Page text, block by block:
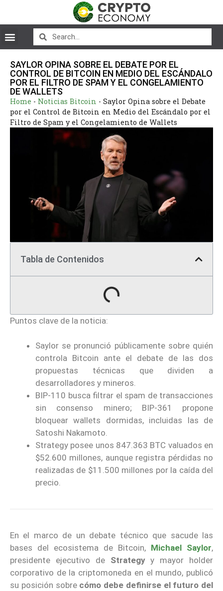
SAYLOR OPINA SOBRE EL DEBATE POR EL
CONTROL DE BITCOIN EN MEDIO DEL ESCÁNDALO
POR EL FILTRO DE SPAM Y EL CONGELAMIENTO
DE WALLETS
Home - Noticias Bitcoin - Saylor Opina sobre el Debate
por el Control de Bitcoin en Medio del Escándalo por el
Filtro de Spam y el Congelamiento de Wallets
Tabla de Contenidos
Puntos clave de la noticia:
Saylor se pronunció públicamente sobre quién
controla Bitcoin ante el debate de las dos
propuestas técnicas que dividen a
desarrolladores y mineros.
BIP-110 busca filtrar el spam de transacciones
sin consenso minero; BIP-361 propone
bloquear wallets dormidas, incluidas las de
Satoshi Nakamoto.
Strategy posee unos 847.363 BTC valuados en
$52.600 millones, aunque registra pérdidas no
realizadas de $11.500 millones por la caída del
precio.
En el marco de un debate técnico que sacude las
bases del ecosistema de Bitcoin, Michael Saylor,
presidente ejecutivo de Strategyy mayor holder
corporativo de la criptomoneda en el mundo, publicó
su posición sobre cómo debe definirse el futuro del